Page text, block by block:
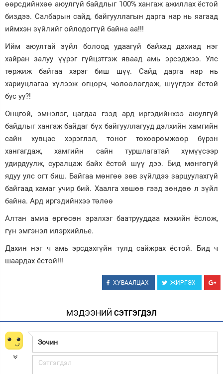
өөрсдийнхөө аюулгүй байдлыг 100% хангаж ажиллах ёстой
биздээ. Салбарын сайд, байгууллагын дарга нар нь яагаад
иймхэн зүйлийг ойлодоггүй байна аа!!!
Ийм аюултай зүйл болоод удаагүй байхад дахиад нэг
хайран залуу үүрэг гүйцэтгэж яваад амь эрсэджээ. Улс
төржиж байгаа хэрэг биш шүү. Сайд дарга нар нь
хариуцлагаа хүлээж огцорч, чөлөөлөгдөж, шүүгдэх ёстой
бус уу?!
Онцгой, эмнэлэг, цагдаа гээд ард иргэдийнхээ аюулгүй
байдлыг хангаж байдаг бүх байгууллагууд дэлхийн хамгийн
сайн хувцас хэрэглэл, тоног төхөөрөмжөөр бүрэн
хангагдаж, хамгийн сайн туршлагатай хүмүүсээр
удирдуулж, суралцаж байх ёстой шүү дээ. Бид мөнгөгүй
ядуу улс огт биш. Байгаа мөнгөө зөв зүйлдээ зарцуулахгүй
байгаад хамаг учир бий. Хаалга хөшөө гээд зөндөө л зүйл
байна. Ард иргэдийнхээ төлөө
Алтан амиа өргөсөн эрэлхэг баатрууддаа мэхийн ёслож,
гүн эмгэнэл илэрхийлье.
Дахин нэг ч амь эрсдэхгүйн тулд сайжрах ёстой. Бид ч
шаардах ёстой!!!
ХУВААЛЦАХ ЖИРГЭХ
МЭДЭЭНИЙ СЭТГЭГДЭЛ